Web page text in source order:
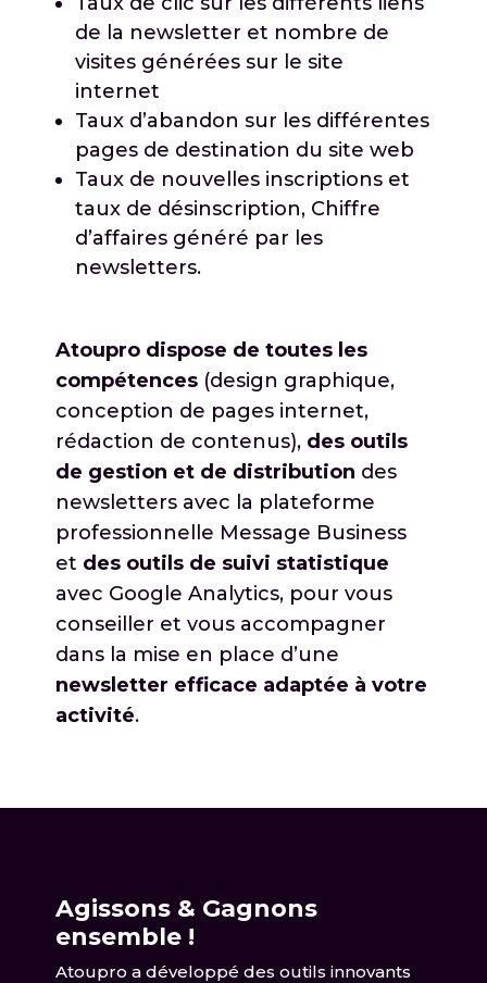
de la newsletter et nombre de
visites générées sur le site
internet
Taux d’abandon sur les différentes
pages de destination du site web
Taux de nouvelles inscriptions et
taux de désinscription, Chiffre
d’affaires généré par les
newsletters.
Atoupro dispose de toutes les
compétences(design graphique,
conception de pages internet,
rédaction de contenus), des outils
de gestion et de distribution des
newsletters avec la plateforme
professionnelle Message Business
et des outils de suivi statistique
avec Google Analytics, pour vous
conseiller et vous accompagner
dans la mise en place d’une
newsletter efficace adaptée à votre
activité.
Agissons & Gagnons
ensemble !
Atoupro a développé des outils innovants